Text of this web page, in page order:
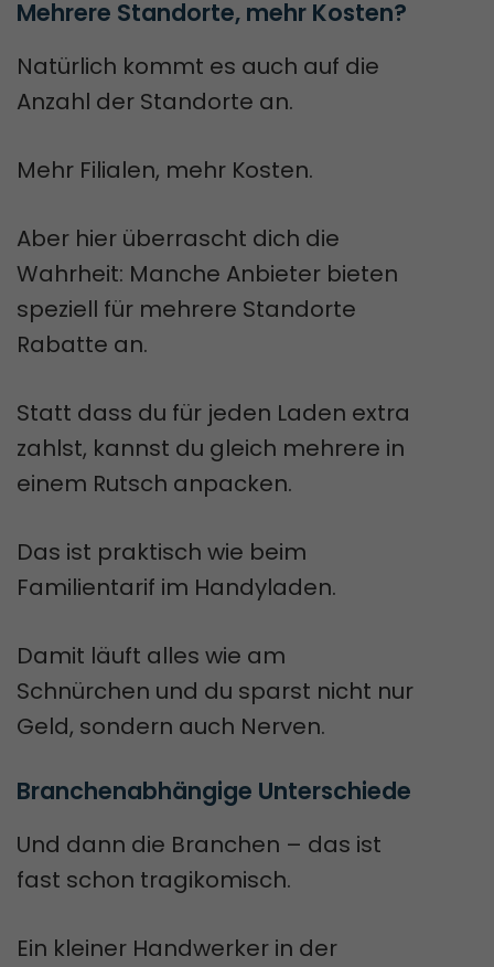
Mehrere Standorte, mehr Kosten?
Natürlich kommt es auch auf die
Anzahl der Standorte an.
Mehr Filialen, mehr Kosten.
Aber hier überrascht dich die
Wahrheit: Manche Anbieter bieten
speziell für mehrere Standorte
Rabatte an.
Statt dass du für jeden Laden extra
zahlst, kannst du gleich mehrere in
einem Rutsch anpacken.
Das ist praktisch wie beim
Familientarif im Handyladen.
Damit läuft alles wie am
Schnürchen und du sparst nicht nur
Geld, sondern auch Nerven.
Branchenabhängige Unterschiede
Und dann die Branchen – das ist
fast schon tragikomisch.
Ein kleiner Handwerker in der